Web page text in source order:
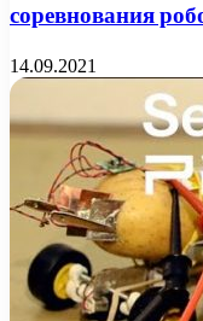
соревнования
14.09.2021